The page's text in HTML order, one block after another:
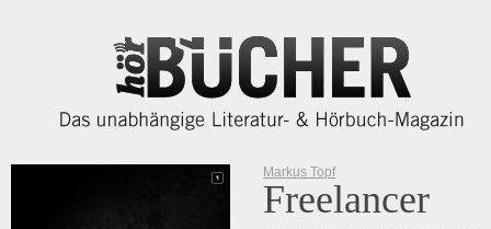
Markus Topf
Freelancer